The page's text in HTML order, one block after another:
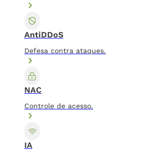
AntiDDoS
Defesa contra ataques.
NAC
Controle de acesso.
IA